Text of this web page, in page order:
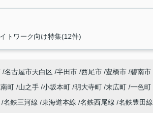
トワーク向け特集(12件)
名古屋市天白区 半田市 西尾市 豊橋市 碧南市
町 山之手 小坂本町 明大寺町 末広町 一色町
名鉄三河線 東海道本線 名鉄西尾線 名鉄豊田線